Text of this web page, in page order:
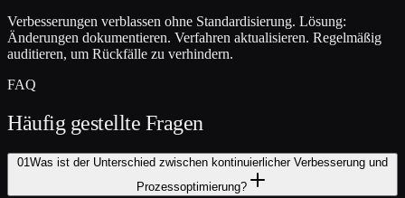
Verbesserungen verblassen ohne Standardisierung. Lösung:
Änderungen dokumentieren. Verfahren aktualisieren. Regelmäßig
auditieren, um Rückfälle zu verhindern.
FAQ
Häufig gestellte Fragen
01Was ist der Unterschied zwischen kontinuierlicher Verbesserung und
Prozessoptimierung?